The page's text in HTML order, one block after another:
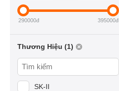
290000đ 395000đ
Thương Hiệu (1)
SK-II